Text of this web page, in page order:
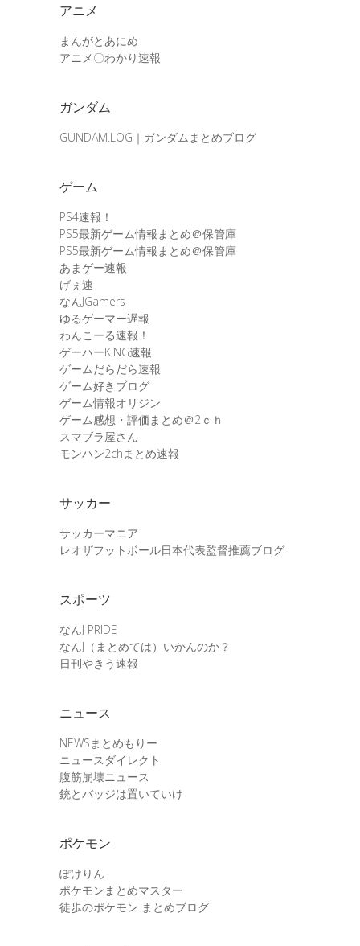
アニメ
まんがとあにめ
アニメ〇わかり速報
ガンダム
GUNDAM.LOG｜ガンダムまとめブログ
ゲーム
PS4速報！
PS5最新ゲーム情報まとめ＠保管庫
PS5最新ゲーム情報まとめ＠保管庫
あまゲー速報
げぇ速
なんJGamers
ゆるゲーマー遅報
わんこーる速報！
ゲーハーKING速報
ゲームだらだら速報
ゲーム好きブログ
ゲーム情報オリジン
ゲーム感想・評価まとめ＠2ｃｈ
スマブラ屋さん
モンハン2chまとめ速報
サッカー
サッカーマニア
レオザフットボール日本代表監督推薦ブログ
スポーツ
なんJ PRIDE
なんJ（まとめては）いかんのか？
日刊やきう速報
ニュース
NEWSまとめもりー
ニュースダイレクト
腹筋崩壊ニュース
銃とバッジは置いていけ
ポケモン
ぽけりん
ポケモンまとめマスター
徒歩のポケモン まとめブログ